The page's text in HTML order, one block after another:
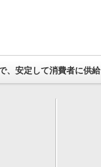
、安定して消費者に供給